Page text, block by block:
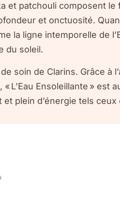
et patchouli composent le
et onctuosité.
la ligne intemporelle de
du soleil.
soin de Clarins. Grâce à
L’Eau Ensoleillante » est
plein d’énergie tels